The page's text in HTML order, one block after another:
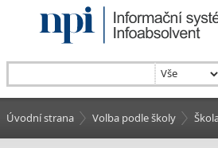
Úvodní strana Volba podle školy